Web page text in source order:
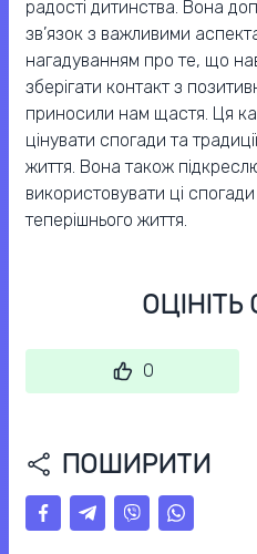
радості дитинства. Вона
зв’язок з важливими
нагадуванням про те, що
зберігати контакт з
приносили нам щастя. Ця
цінувати спогади та
життя. Вона також
використовувати ці
теперішнього життя.
0
ПОШИРИТИ